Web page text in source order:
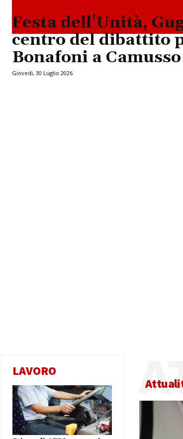
Festa dell'Unità,
centro del dibattito
Bonafoni a Camusso
Giovedì, 30 Luglio 2026
LAVORO